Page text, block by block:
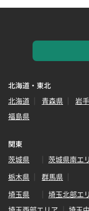
北海道・東北
北海道
青森県 岩
福島県
関東
茨城県
茨城県南エ
栃木県
群馬県
埼玉県
埼玉北部エ